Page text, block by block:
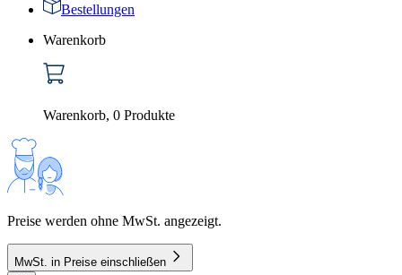
Bestellungen
Warenkorb
Warenkorb, 0 Produkte
Preise werden ohne MwSt. angezeigt.
MwSt. in Preise einschließen